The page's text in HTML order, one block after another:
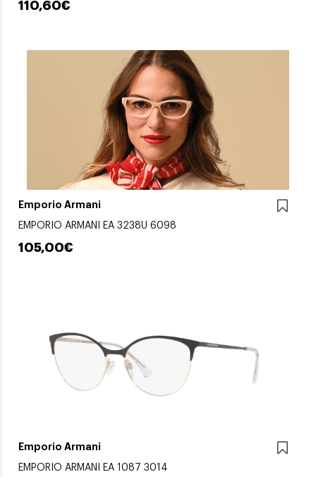
110,60€
Emporio Armani
EMPORIO ARMANI EA 3238U 6098
105,00€
Emporio Armani
EMPORIO ARMANI EA 1087 3014